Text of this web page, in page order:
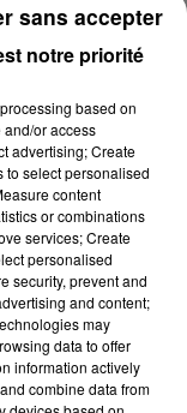
notre priorité
based on
and/or access
advertising; Create
to select personalised
content
or combinations
services; Create
personalised
security, prevent and
and content;
may
data to offer
information actively
combine data from
sans accepter